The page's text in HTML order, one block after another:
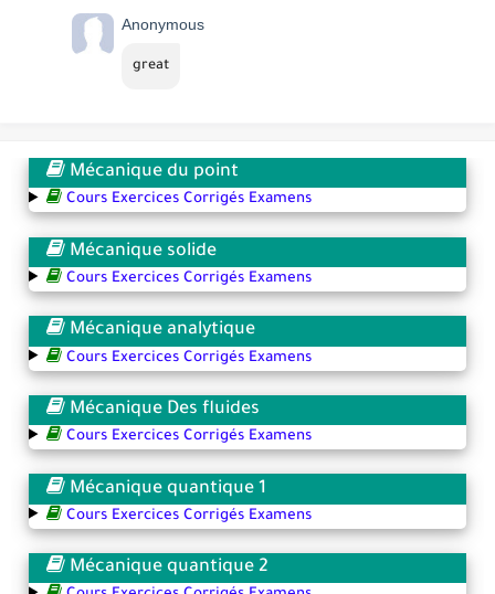
Anonymous
great
Mécanique du point
Cours Exercices Corrigés Examens
Mécanique solide
Cours Exercices Corrigés Examens
Mécanique analytique
Cours Exercices Corrigés Examens
Mécanique Des fluides
Cours Exercices Corrigés Examens
Mécanique quantique 1
Cours Exercices Corrigés Examens
Mécanique quantique 2